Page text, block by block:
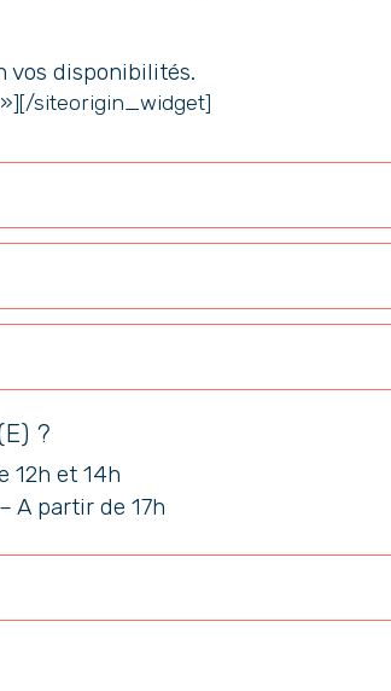
vos disponibilités.
[/siteorigin_widget]
?
12h et 14h
A partir de 17h